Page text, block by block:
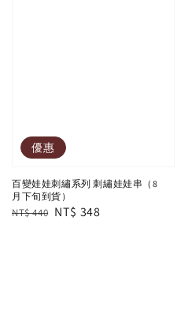
優惠
百變娃娃刺繡系列 刺繡娃娃串（8
月下旬到貨）
Regular
NT$ 440 Sale
NT$ 348